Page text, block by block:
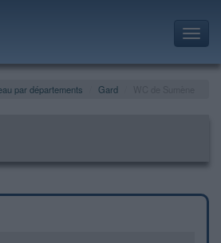
par départements Gard